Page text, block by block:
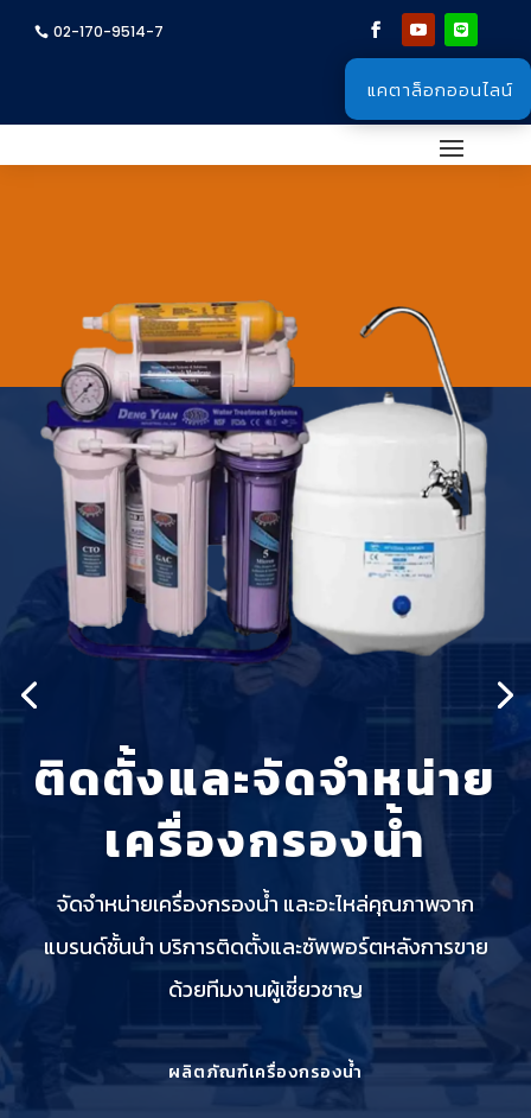
02-170-9514-7
แคตาล็อกออนไลน์
ติดตั้งและจัดจำหน่าย
เครื่องกรองน้ำ
จัดจำหน่ายเครื่องกรองน้ำ และอะไหล่คุณภาพจาก
แบรนด์ชั้นนำ บริการติดตั้งและซัพพอร์ตหลังการขาย
ด้วยทีมงานผู้เชี่ยวชาญ
ผลิตภัณฑ์เครื่องกรองน้ำ